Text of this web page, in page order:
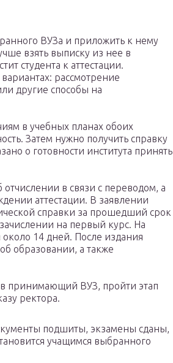
ВУЗа и приложить к нему
взять выписку из нее в
студента к аттестации.
рассмотрение
другие способы на
в учебных планах обоих
Затем нужно получить справку
о готовности института принять
в связи с переводом, а
аттестации. В заявлении
справки за прошедший срок
на первый курс. На
14 дней. После издания
образовании, а также
в принимающий ВУЗ, пройти этап
ректора.
подшиты, экзамены сданы,
учащимся выбранного